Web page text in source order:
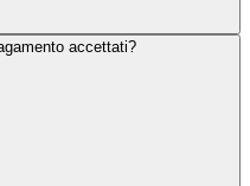
accettati?